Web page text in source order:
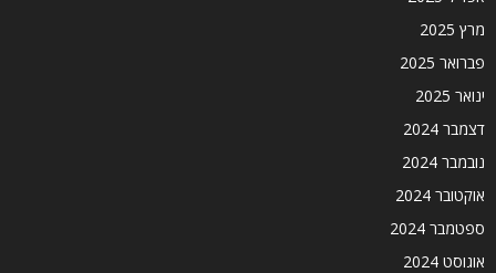
מרץ 2025
פברואר 2025
ינואר 2025
דצמבר 2024
נובמבר 2024
אוקטובר 2024
ספטמבר 2024
אוגוסט 2024